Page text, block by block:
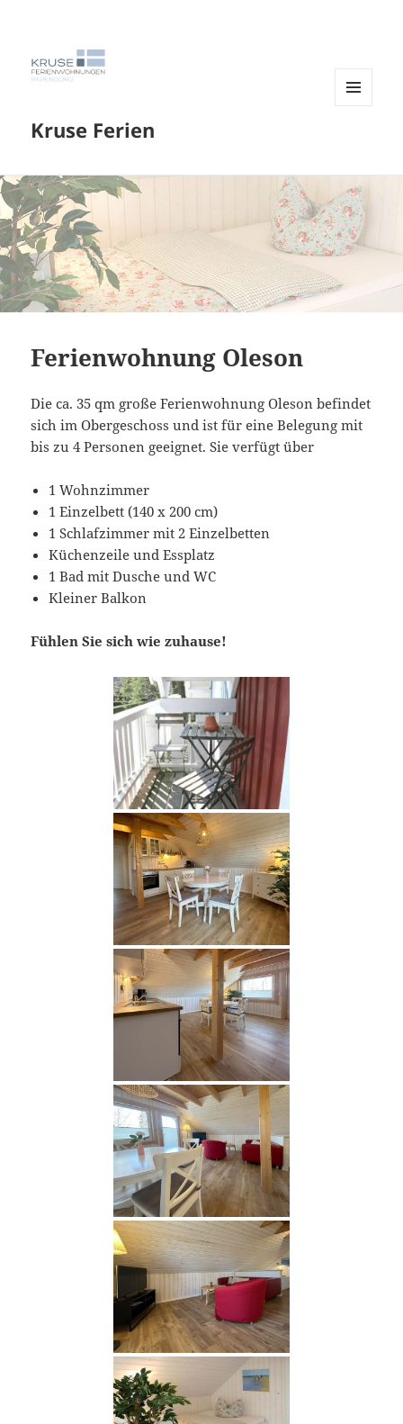
Kruse Ferien
Ferienwohnung Oleson
Die ca. 35 qm große Ferienwohnung Oleson befindet
sich im Obergeschoss und ist für eine Belegung mit
bis zu 4 Personen geeignet. Sie verfügt über
1 Wohnzimmer
1 Einzelbett (140 x 200 cm)
1 Schlafzimmer mit 2 Einzelbetten
Küchenzeile und Essplatz
1 Bad mit Dusche und WC
Kleiner Balkon
Fühlen Sie sich wie zuhause!